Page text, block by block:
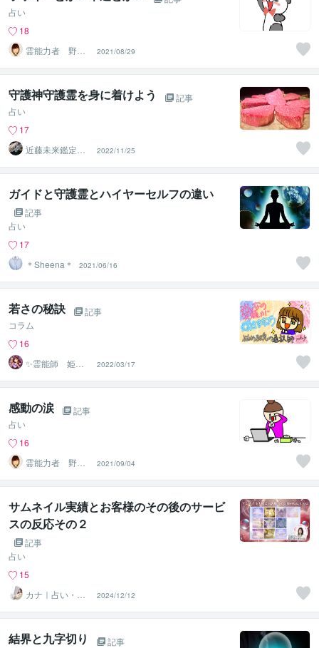
占い
18
霊能力者 野神
董子（とうこ）
2021/08/29
守護神守護霊を身に着けよう
記事
占い
17
近藤未来鑑定
近藤 光 【移転
済】
2022/11/25
ガイドと守護霊とハイヤーセルフの違い
記事
占い
17
＊Sheena＊
2021/06/16
若さの秘訣
記事
コラム
16
✨霊能師 姫神✨
心を導く、守護
霊の通訳者
2022/03/17
感動の涙
記事
占い
16
霊能力者 野神
董子（とうこ）
2021/09/04
サムネイル実績とお客様のその後のサービ
スの反応その２
記事
占い
15
カナ｜占い・ス
ピ系専門制作代
行
2024/12/12
結界と九字切り
記事